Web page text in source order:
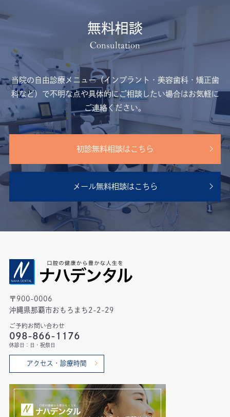
無料相談
当院の自由診療メニュー（インプラント・美容歯科・矯正歯
科など）で不明な点や具体的にご相談したい場合はお気軽に
ご連絡ください。
初診無料相談はこちら
メール無料相談はこちら
〒900-0006
沖縄県那覇市おもろまち2-2-29
ご予約お問い合わせ
098-866-1176
休診日：日・祝祭日
アクセス・診療時間